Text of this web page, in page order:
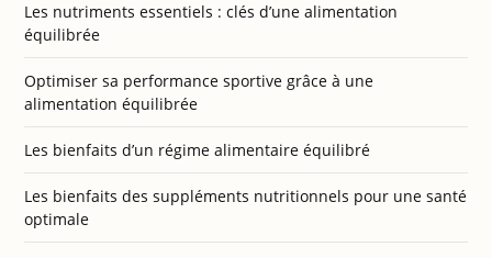
Les nutriments essentiels : clés d’une alimentation
équilibrée
Optimiser sa performance sportive grâce à une
alimentation équilibrée
Les bienfaits d’un régime alimentaire équilibré
Les bienfaits des suppléments nutritionnels pour une santé
optimale